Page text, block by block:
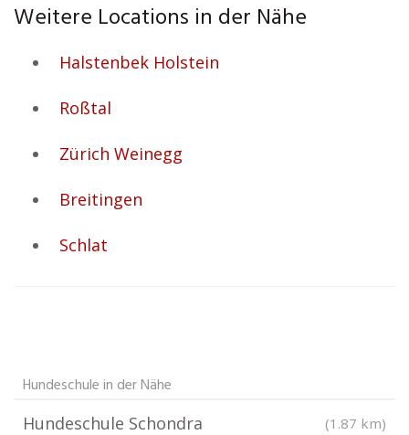
Weitere Locations in der Nähe
Halstenbek Holstein
Roßtal
Zürich Weinegg
Breitingen
Schlat
Hundeschule in der Nähe
Hundeschule Schondra (1.87 km)